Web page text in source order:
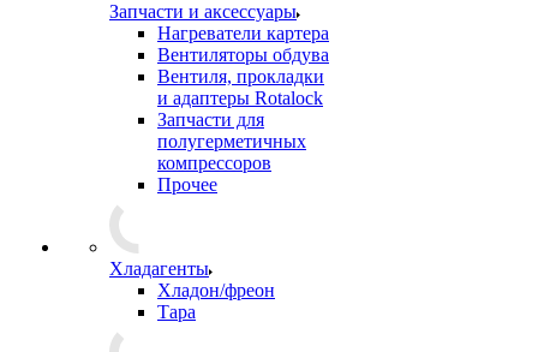
Запчасти и аксессуары
Нагреватели картера
Вентиляторы обдува
Вентиля, прокладки
и адаптеры Rotalock
Запчасти для
полугерметичных
компрессоров
Прочее
Хладагенты
Хладон/фреон
Тара